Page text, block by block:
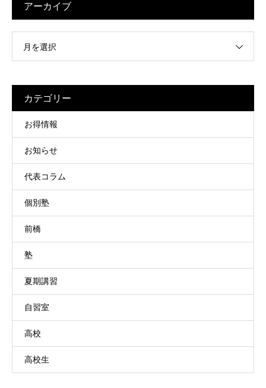
アーカイブ
月を選択
カテゴリー
お得情報
お知らせ
代表コラム
個別塾
前橋
塾
夏期講習
自習室
高校
高校生